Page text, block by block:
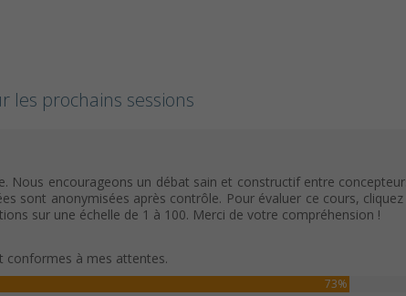
les prochains sessions
Nous encourageons un débat sain et constructif entre
sont anonymisées après contrôle. Pour évaluer ce cours,
sur une échelle de 1 à 100. Merci de votre compréhension !
conformes à mes attentes.
73%